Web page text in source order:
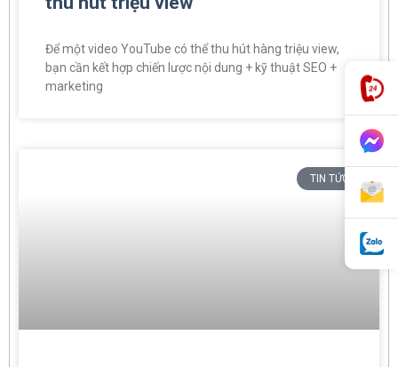
Để một video YouTube có thể thu hút hàng triệu view,
bạn cần kết hợp chiến lược nội dung + kỹ thuật SEO +
marketing
TIN TỨC